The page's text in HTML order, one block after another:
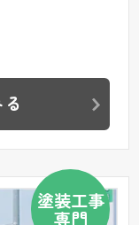
塗装工事
専門